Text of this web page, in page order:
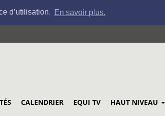
d’utilisation. En savoir plus.
CALENDRIER EQUI TV HAUT NIVEAU